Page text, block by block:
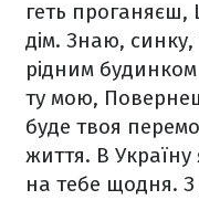
геть проганяєш,
дім. Знаю, синку,
рідним будинком
ту мою,
буде твоя
життя. В
на тебе щодня.